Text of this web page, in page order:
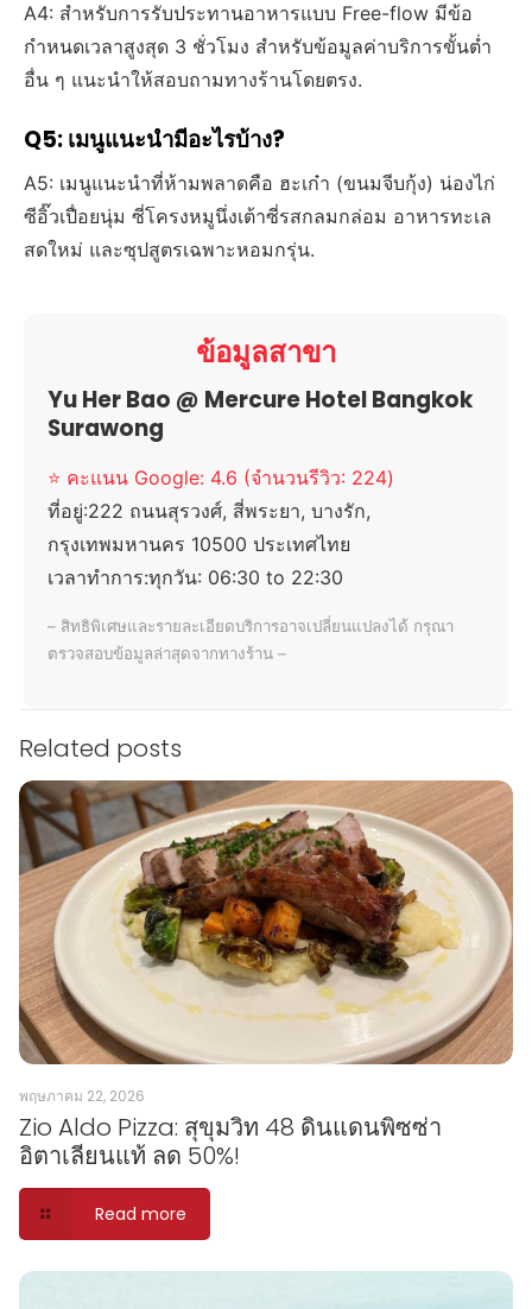
A4: สำหรับการรับประทานอาหารแบบ Free-flow มีข้อ
กำหนดเวลาสูงสุด 3 ชั่วโมง สำหรับข้อมูลค่าบริการขั้นต่ำ
อื่น ๆ แนะนำให้สอบถามทางร้านโดยตรง.
Q5: เมนูแนะนำมีอะไรบ้าง?
A5: เมนูแนะนำที่ห้ามพลาดคือ ฮะเก๋า (ขนมจีบกุ้ง) น่องไก่
ซีอิ๊วเปื่อยนุ่ม ซี่โครงหมูนึ่งเต้าซี่รสกลมกล่อม อาหารทะเล
สดใหม่ และซุปสูตรเฉพาะหอมกรุ่น.
ข้อมูลสาขา
Yu Her Bao @ Mercure Hotel Bangkok
Surawong
⭐ คะแนน Google: 4.6 (จำนวนรีวิว: 224)
ที่อยู่:222 ถนนสุรวงศ์, สี่พระยา, บางรัก,
กรุงเทพมหานคร 10500 ประเทศไทย
เวลาทำการ:ทุกวัน: 06:30 to 22:30
– สิทธิพิเศษและรายละเอียดบริการอาจเปลี่ยนแปลงได้ กรุณา
ตรวจสอบข้อมูลล่าสุดจากทางร้าน –
Related posts
พฤษภาคม 22, 2026
Zio Aldo Pizza: สุขุมวิท 48 ดินแดนพิซซ่า
อิตาเลียนแท้ ลด 50%!
Read more